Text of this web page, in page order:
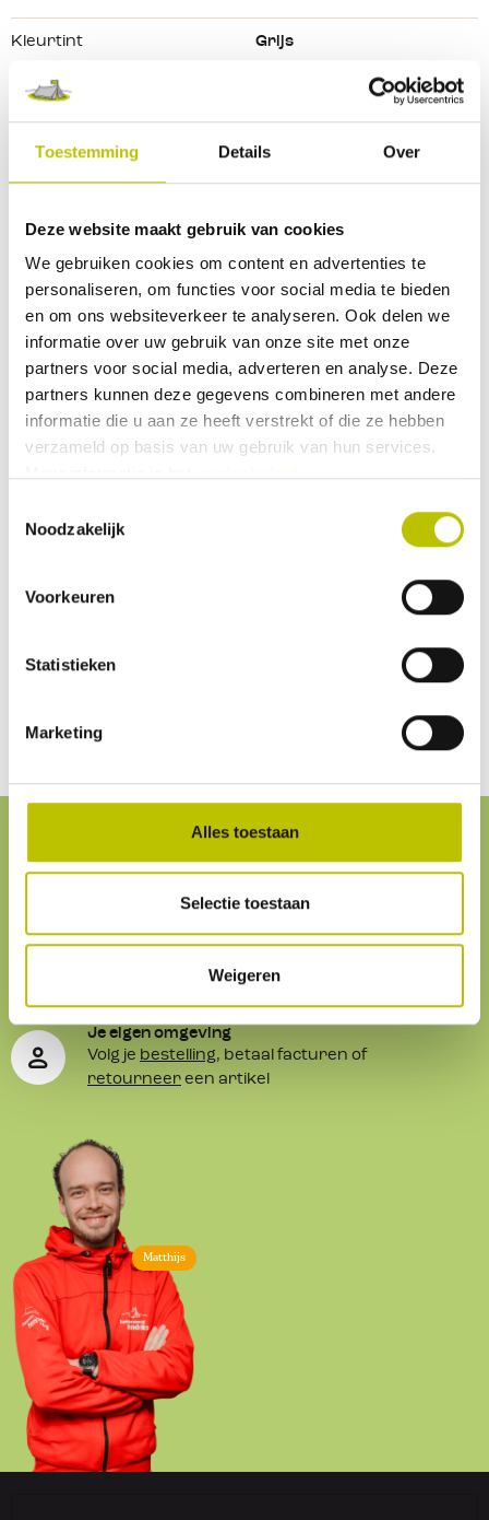
Toestemming Details Over
Deze website maakt gebruik van cookies
We gebruiken cookies om content en advertenties te
personaliseren, om functies voor social media te bieden
en om ons websiteverkeer te analyseren. Ook delen we
informatie over uw gebruik van onze site met onze
partners voor social media, adverteren en analyse. Deze
partners kunnen deze gegevens combineren met andere
informatie die u aan ze heeft verstrekt of die ze hebben
verzameld op basis van uw gebruik van hun services.
Noodzakelijk
Voorkeuren
Statistieken
Marketing
Alles toestaan
Selectie toestaan
Weigeren
Productkenmerken:
®-technologie, geoptimaliseerd voor
wandelen
Gedempte landingen metHelion
Zacht en flexibel ontworpenmesh
Lichtgewicht met een zacht en kussenachtig gevoel
Kleurtint Grijs
Maat
Deel je ervaringen met andere klanten.
Geen beoordelingen gevonden. Deel als eerste je
Matthijs
Service& contact
Klantenservice
altijd bereikbaar.
Je eigen omgeving
Volg je bestelling, betaal facturen of
retourneer een artikel